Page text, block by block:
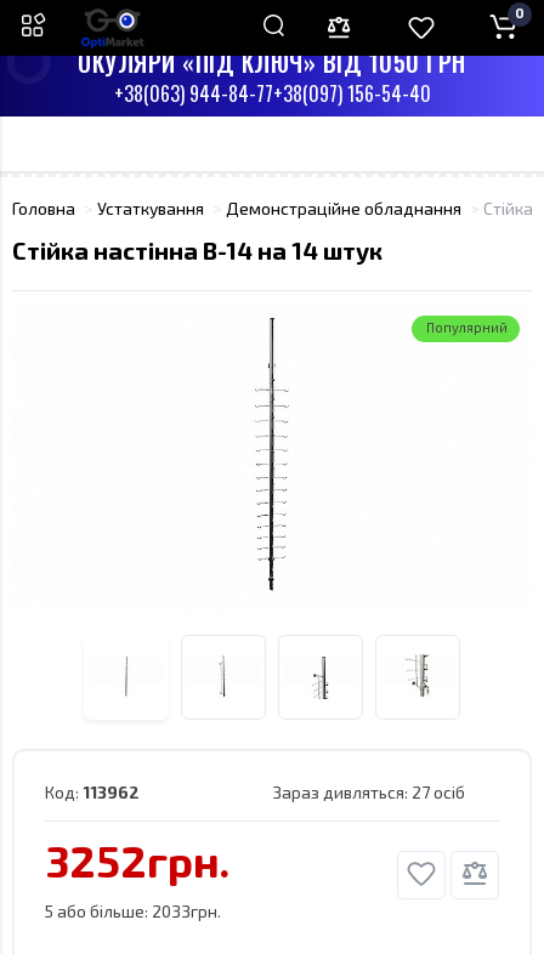
ПН-СБ З 9:00 ДО 17:00
НД - ВИХІДНИЙ
ОКУЛЯРИ «ПІД КЛЮЧ» ВІД 1050 ГРН
+38(063) 944-84-77+38(097) 156-54-40
0
Головна Устаткування Демонстраційне обладнання Стійка
Стійка настінна B-14 на 14 штук
Популярний
Код: 113962 Зараз дивляться: 27 осіб
3252грн.
5 або більше: 2033грн.